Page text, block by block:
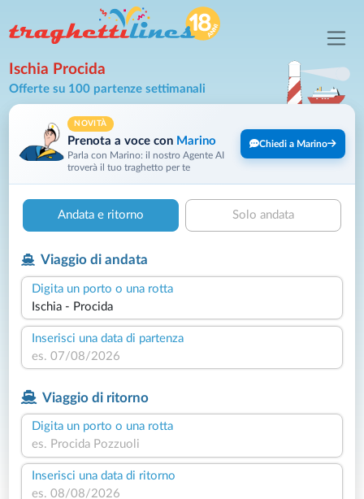
Ischia Procida
Offerte su 100 partenze settimanali
NOVITÀ
Prenota a voce con Marino
Parla con Marino: il nostro Agente AI
troverà il tuo traghetto per te
Chiedi a Marino
Andata e ritorno Solo andata
Viaggio di andata
Digita un porto o una rotta
Inserisci una data di partenza
Viaggio di ritorno
Digita un porto o una rotta
Inserisci una data di ritorno